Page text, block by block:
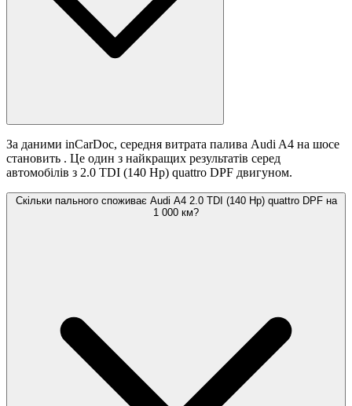
За даними inCarDoc, середня витрата палива Audi A4 на шосе
становить . Це один з найкращих результатів серед
автомобілів з 2.0 TDI (140 Hp) quattro DPF двигуном.
Скільки пального споживає Audi A4 2.0 TDI (140 Hp) quattro DPF на
1 000 км?